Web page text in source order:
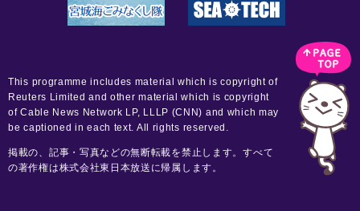
This programme includes material which is copyright of
Reuters Limited and other material which is copyright
of Cable News Network LP, LLLP (CNN) and which may
be captioned in each text. All rights reserved.
掲載の、記事・写真などの無断転載を禁止します。すべて
の著作権は株式会社東日本放送に帰属します。